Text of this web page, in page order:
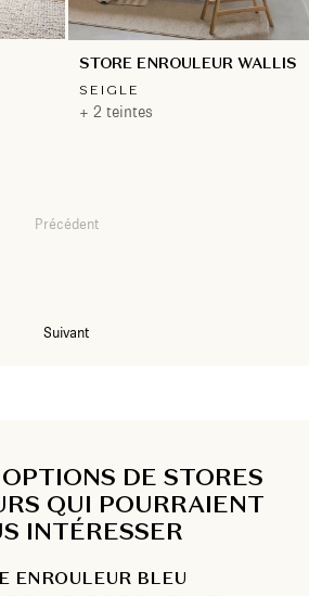
STORE ENROULEUR WALLIS
SEIGLE
+ 2 teintes
Précédent
Suivant
DE STORES
QUI POURRAIENT
INTÉRESSER
ENROULEUR BLEU